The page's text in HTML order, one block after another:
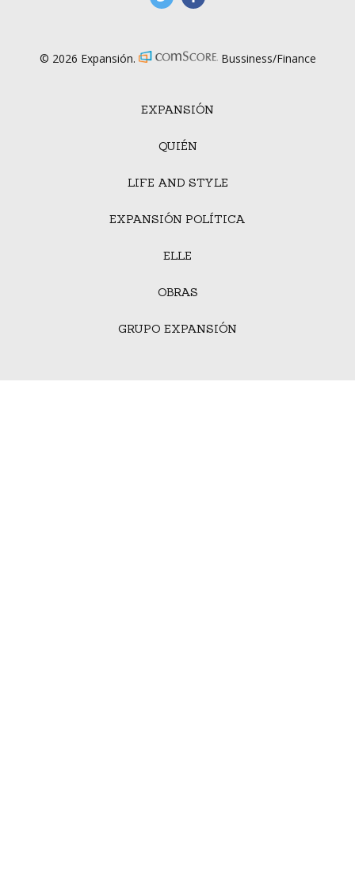
EXPANSIÓN
QUIÉN
LIFE AND STYLE
EXPANSIÓN POLÍTICA
ELLE
OBRAS
GRUPO EXPANSIÓN
© 2026 Expansión. Bussiness/Finance